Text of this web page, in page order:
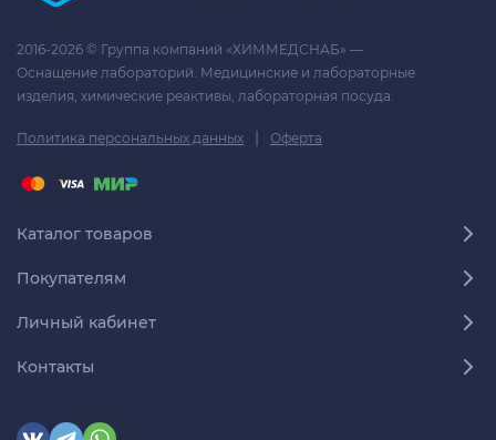
2016-2026 © Группа компаний «ХИММЕДСНАБ» —
Оснащение лабораторий. Медицинские и лабораторные
изделия, химические реактивы, лабораторная посуда.
Политика персональных данных | Оферта
Каталог товаров
Покупателям
Личный кабинет
Контакты